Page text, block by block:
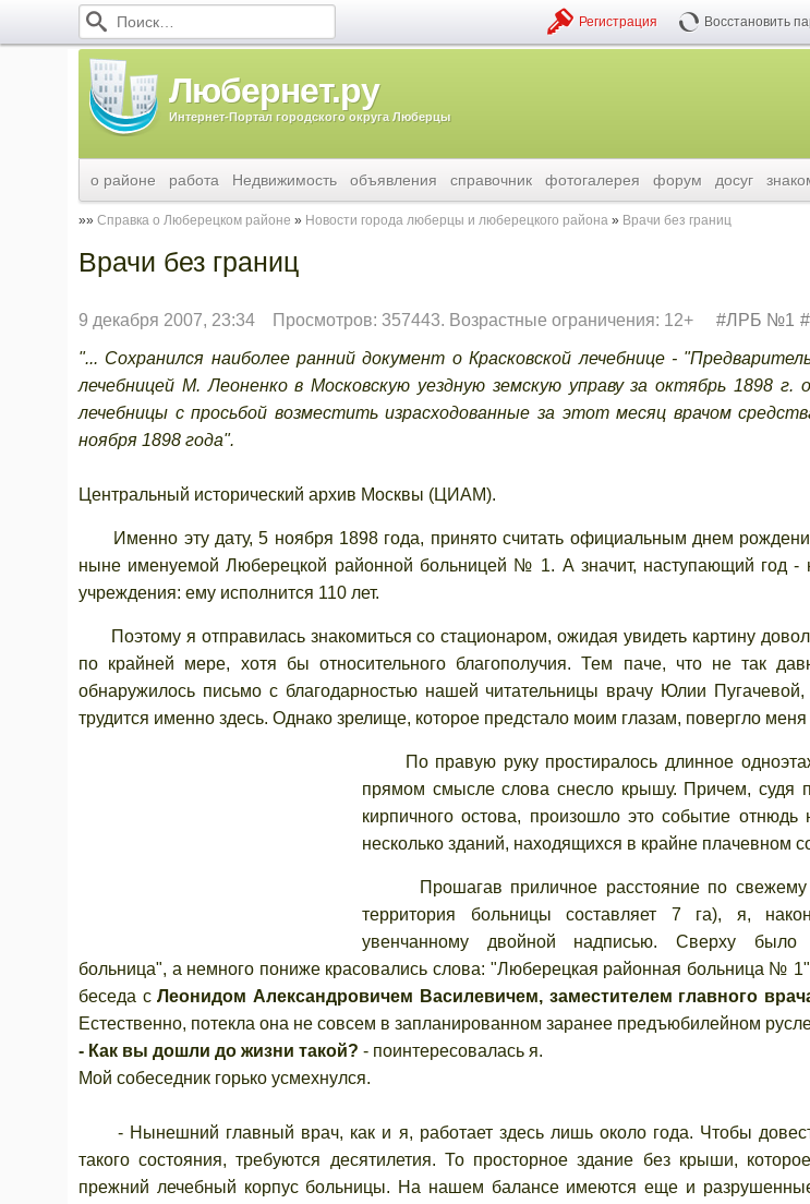
Регистрация Восстановить
Любернет.ру
Интернет-Портал городского округа Люберцы
о районе работа Недвижимость объявления справочник фотогалерея форум досуг
Справка о Люберецком районе Новости города люберцы и люберецкого района Врачи без границ
Врачи без границ
9 декабря 2007, 23:34 Просмотров: 357443. Возрастные ограничения: 12+ ЛРБ №1
"... Сохранился наиболее ранний документ о Красковской лечебнице -
лечебницей М. Леоненко в Московскую уездную земскую управу за октябрь 1898 г.
лечебницы с просьбой возместить израсходованные за этот месяц врачом
ноября 1898 года".
Центральный исторический архив Москвы (ЦИАМ).
Именно эту дату, 5 ноября 1898 года, принято считать официальным днем
ныне именуемой Люберецкой районной больницей № 1. А значит, наступающий год -
учреждения: ему исполнится 110 лет.
Поэтому я отправилась знакомиться со стационаром, ожидая увидеть картину
по крайней мере, хотя бы относительного благополучия. Тем паче, что не так
обнаружилось письмо с благодарностью нашей читательницы врачу Юлии Пугачевой,
трудится именно здесь. Однако зрелище, которое предстало моим глазам, повергло
По правую руку простиралось длинное
прямом смысле слова снесло крышу. Причем, судя
кирпичного остова, произошло это событие
несколько зданий, находящихся в крайне плачевном
Прошагав приличное расстояние по свежему
территория больницы составляет 7 га), я,
увенчанному двойной надписью. Сверху было
больница", а немного пониже красовались слова: "Люберецкая районная больница №
беседа сЛеонидом Александровичем Василевичем, заместителем главного
Естественно, потекла она не совсем в запланированном заранее предъюбилейном
- Как вы дошли до жизни такой? - поинтересовалась я.
Мой собеседник горько усмехнулся.
- Нынешний главный врач, как и я, работает здесь лишь около года. Чтобы
такого состояния, требуются десятилетия. То просторное здание без крыши,
прежний лечебный корпус больницы. На нашем балансе имеются еще и